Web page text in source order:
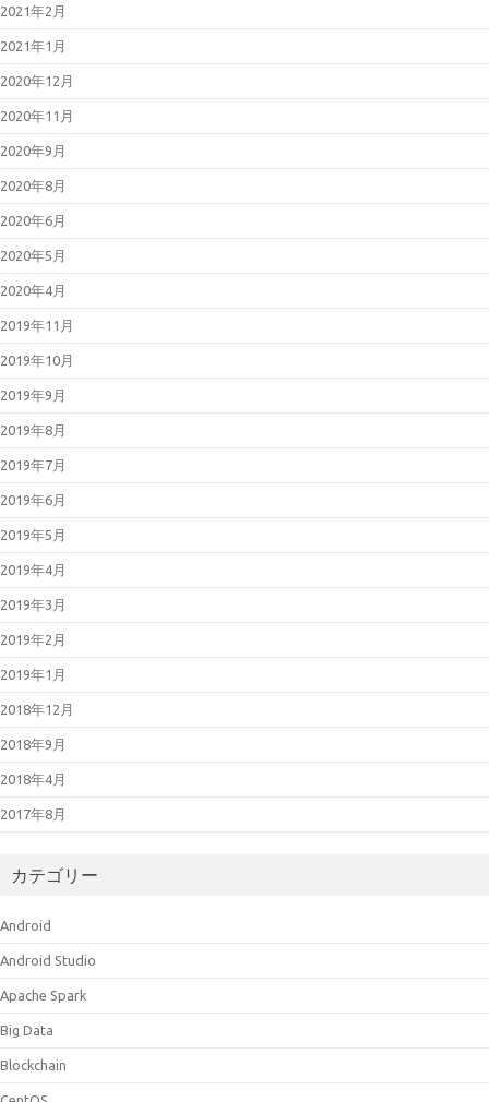
2021年2月
2021年1月
2020年12月
2020年11月
2020年9月
2020年8月
2020年6月
2020年5月
2020年4月
2019年11月
2019年10月
2019年9月
2019年8月
2019年7月
2019年6月
2019年5月
2019年4月
2019年3月
2019年2月
2019年1月
2018年12月
2018年9月
2018年4月
2017年8月
カテゴリー
Android
Android Studio
Apache Spark
Big Data
Blockchain